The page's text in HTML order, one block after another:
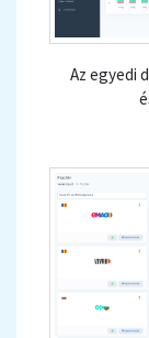
Az egyedi